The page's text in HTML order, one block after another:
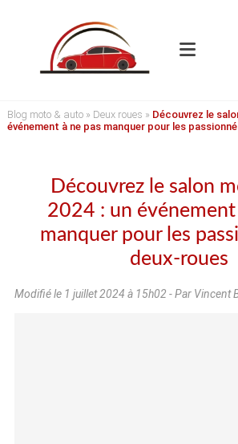
Blog moto & auto» Deux roues » Découvrez le
événement à ne pas manquer pour les
Découvrez le salon
2024 : un événement
manquer pour les
deux-roues
Modifié le 1 juillet 2024 à 15h02 - Par Vincent